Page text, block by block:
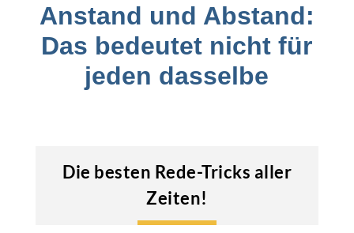
Anstand und Abstand:
Das bedeutet nicht für
jeden dasselbe